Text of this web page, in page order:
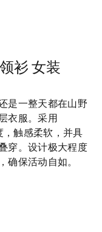
衫 女装
是一整天都在山野
衣服。采用
触感柔软，并具
穿。设计极大程度
保活动自如。